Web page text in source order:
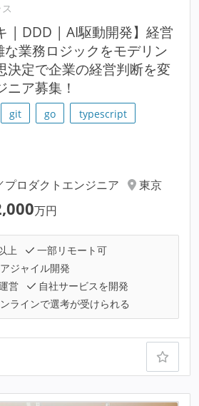
| DDD | AI駆動開発】経営
業務ロジックをモデリン
決定で企業の経営判断を変
ニア募集！
git go
typescript
ロダクトエンジニア
東京
万円
上
一部リモート可
アジャイル開発
営
自社サービスを開発
ラインで選考が受けられる